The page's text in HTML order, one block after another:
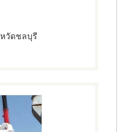
วัดชลบุรี